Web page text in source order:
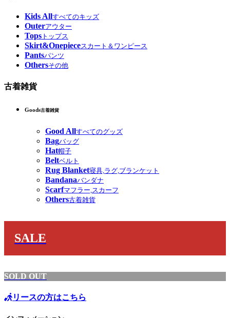
Kids Allすべてのキッズ
Outerアウター
Tops トップス
Skirt&Onepieceスカート＆ワンピース
Pantsパンツ
Othersその他
古着雑貨
Goods古着雑貨
Good Allすべてのグッズ
Bagバッグ
Hat帽子
Beltベルト
Rug Blanket寝具,ラグ,ブランケット
Bandanaバンダナ
Scarfマフラー,スカーフ
Others古着雑貨
SALE
SOLD OUT
リースの方はこちら